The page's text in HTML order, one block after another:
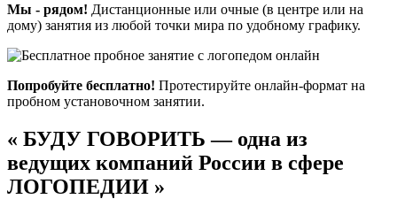
Мы - рядом! Дистанционные или очные (в центре или на
дому) занятия из любой точки мира по удобному графику.
Попробуйте бесплатно! Протестируйте онлайн-формат на
пробном установочном занятии.
« БУДУ ГОВОРИТЬ — одна из
ведущих компаний России в сфере
ЛОГОПЕДИИ »